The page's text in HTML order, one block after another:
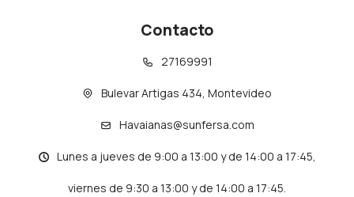
Contacto
27169991
Bulevar Artigas 434, Montevideo
Havaianas@sunfersa.com
Lunes a jueves de 9:00 a 13:00 y de 14:00 a 17:45,
viernes de 9:30 a 13:00 y de 14:00 a 17:45.